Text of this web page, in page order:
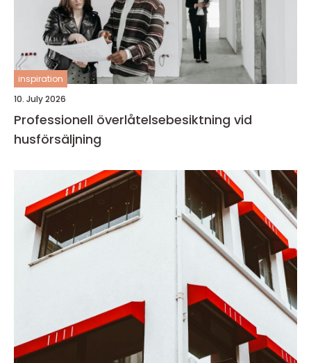
inspiration
10. July 2026
Professionell överlåtelsebesiktning vid
husförsäljning